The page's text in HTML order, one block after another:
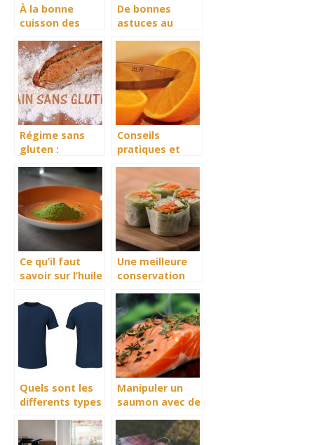
À la bonne
cuisson des
l’effet des
plaques
d’induction
De bonnes
astuces au
bonne batterie
de cuisine
Régime sans
gluten :
d’une machine à
pain
Conseils
pratiques et
Ce qu’il faut
savoir sur l’huile
Une meilleure
conservation
wrap : plus de
details a
decouvrir
Quels sont les
differents types
hommes ?
Manipuler un
saumon avec de